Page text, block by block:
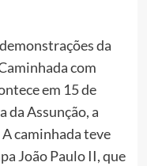
da
com
em 15 de
da Assunção, a
caminhada teve
João Paulo II, que